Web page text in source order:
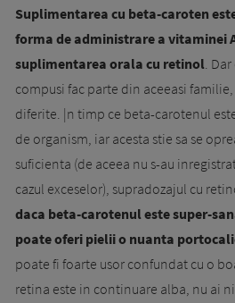
Suplimen­ta­rea cu beta-caroten
forma de admi­nistrare a vitaminei
suplimentarea orala cu retinol .
compusi fac parte din aceeasi
diferite. |n timp ce beta-carotenul
de orga­nism, iar acesta stie sa se
suficienta (de aceea nu s-au
cazul exceselor), su­pra­dozajul cu
daca be­ta-carotenul este super-
poate oferi pielii o nuanta
poate fi foarte usor confundat cu o
retina este in continuare alba, nu ai